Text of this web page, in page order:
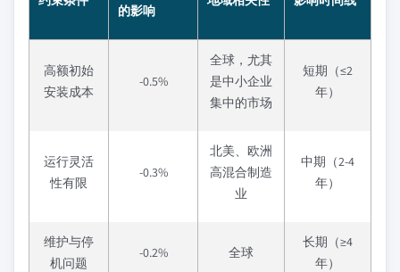
的影响
高额初始
安装成本
-0.5%
全球，尤其
是中小企业
集中的市场
短期（≤2
年）
运行灵活
性有限
-0.3%
北美、欧洲
高混合制造
业
中期（2-4
年）
维护与停
机问题
-0.2% 全球
长期（≥4
年）